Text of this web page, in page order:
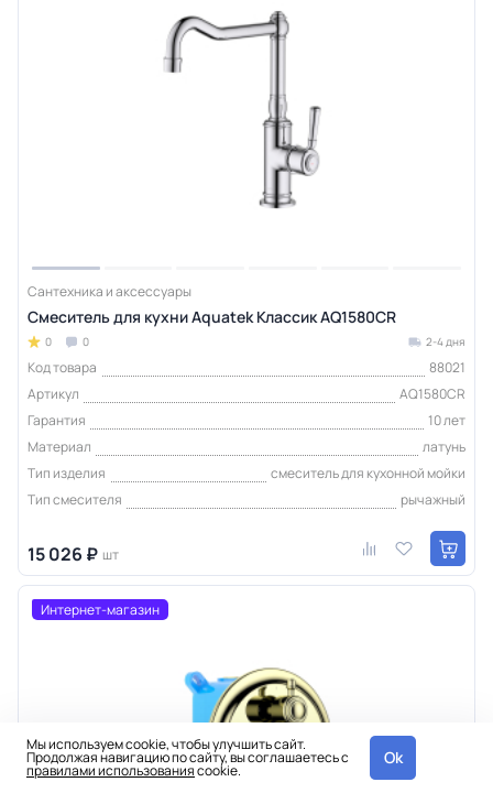
Сантехника и аксессуары
Смеситель для кухни Aquatek Классик AQ1580CR
0 0 2-4 дня
Код товара
88021
Артикул
AQ1580CR
Гарантия
10 лет
Материал
латунь
Тип изделия
смеситель для кухонной мойки
Тип смесителя
рычажный
15 026 ₽ шт
Интернет-магазин
Мы используем cookie, чтобы улучшить сайт.
Продолжая навигацию по сайту, вы соглашаетесь с
правилами использованияcookie.
Ok